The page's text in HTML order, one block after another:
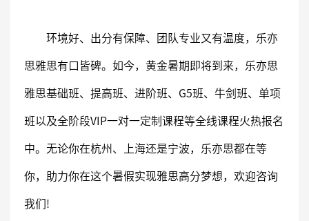
环境好、出分有保障、团队专业又有温度，乐亦
思雅思有口皆碑。如今，黄金暑期即将到来，乐亦思
雅思基础班、提高班、进阶班、G5班、牛剑班、单项
班以及全阶段VIP一对一定制课程等全线课程火热报名
中。无论你在杭州、上海还是宁波，乐亦思都在等
你，助力你在这个暑假实现雅思高分梦想，欢迎咨询
我们!